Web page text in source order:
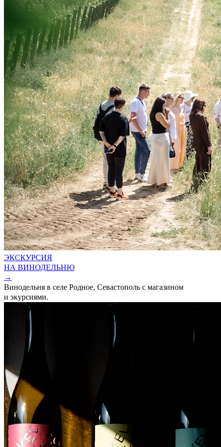
ЭКСКУРСИЯ
НА ВИНОДЕЛЬНЮ
→
Винодельня в селе Родное, Севастополь c магазином
и экурсиями.